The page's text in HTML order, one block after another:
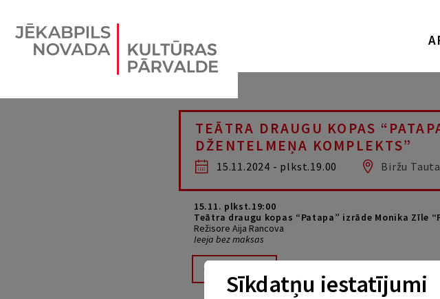
TEĀTRA DRAUGU KOPAS
DŽENTELMEŅA KOMPLEKTS”
15.11.2024 - plkst.19.00 Biržu
15.11. plkst.19:00
Teātra draugu kopas “Patapa” izrāde Monika Zīle
Režisore Aija Rancova
Ieeja bez maksas
Sīkdatņu iestatījumi